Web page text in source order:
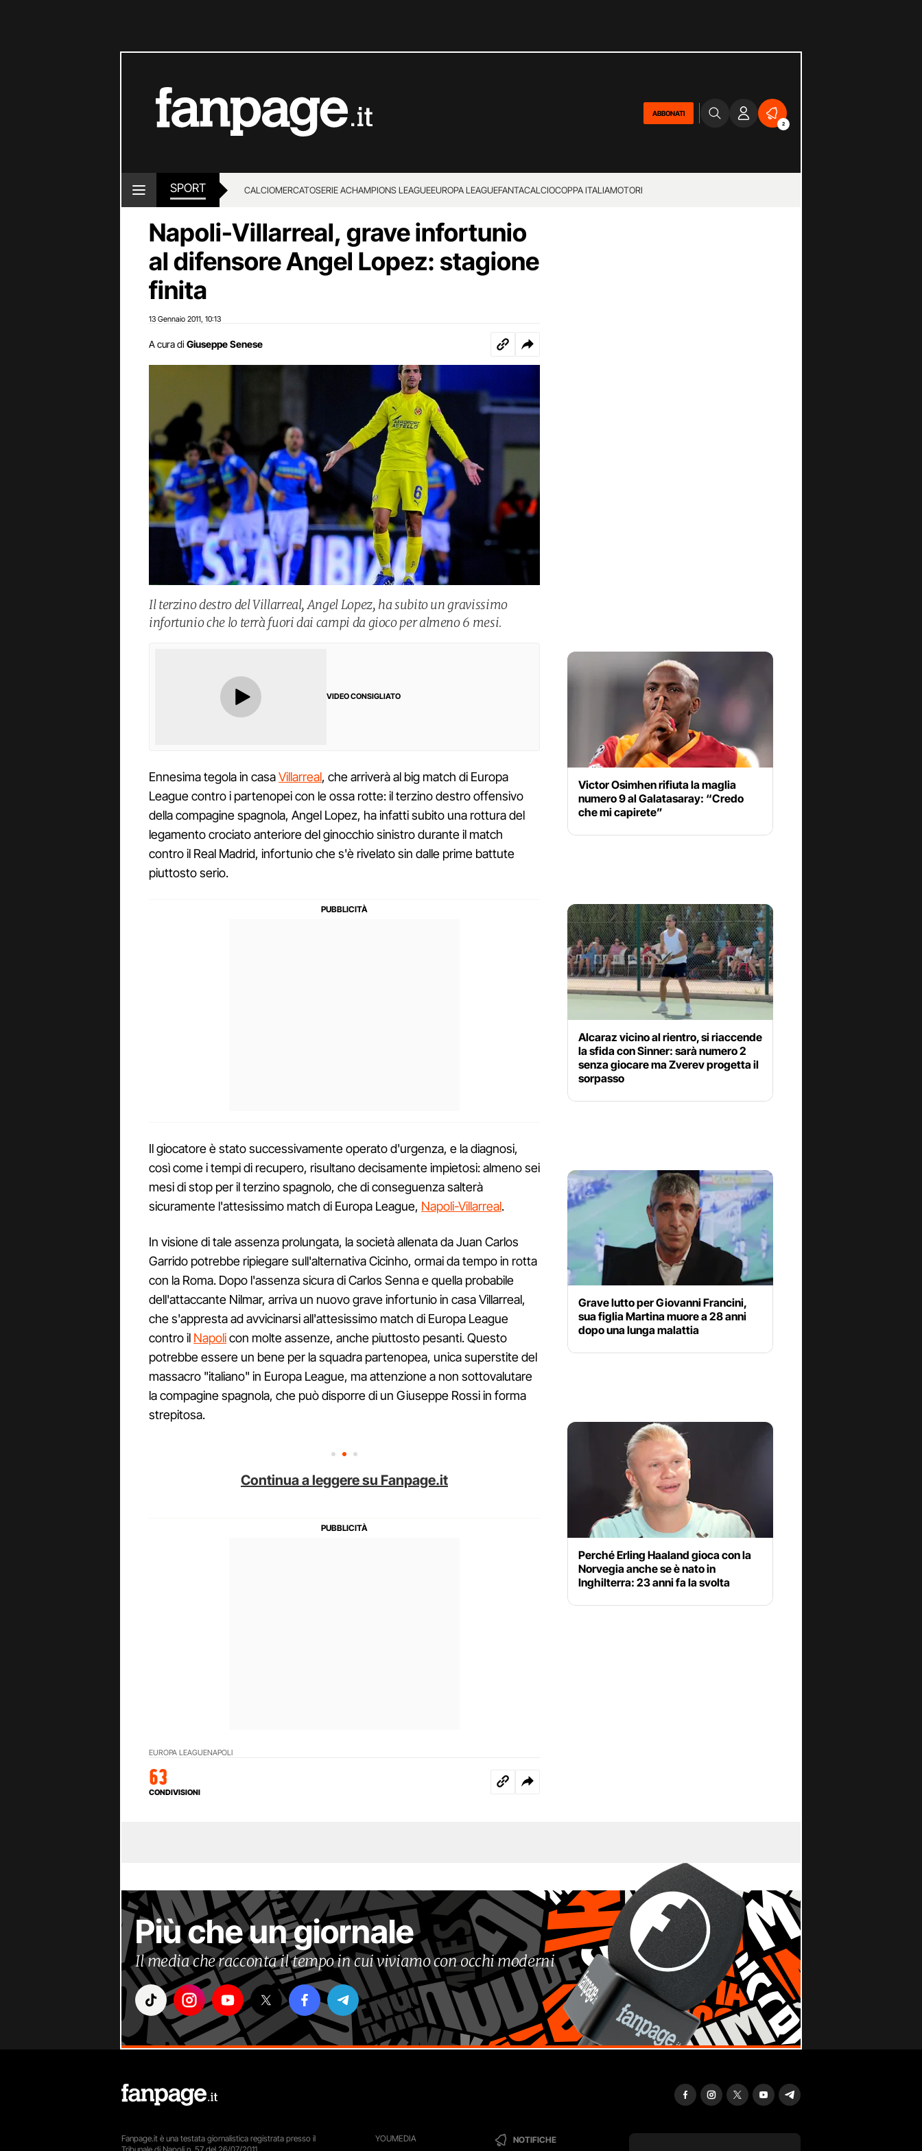
ABBONATI
2
SPORT CALCIOMERCATOSERIE ACHAMPIONS LEAGUEEUROPA LEAGUEFANTACALCIOCOPPA ITALIAMOTORI
Napoli-Villarreal, grave infortunio
al difensore Angel Lopez: stagione
finita
13 Gennaio 2011 10:13
A cura di Giuseppe Senese
Il terzino destro del Villarreal, Angel Lopez, ha subito un gravissimo
infortunio che lo terrà fuori dai campi da gioco per almeno 6 mesi.
VIDEO CONSIGLIATO
Ennesima tegola in casaVillarreal, che arriverà al big match di Europa
League contro i partenopei con le ossa rotte: il terzino destro offensivo
della compagine spagnola, Angel Lopez, ha infatti subito una rottura del
legamento crociato anteriore del ginocchio sinistro durante il match
contro il Real Madrid, infortunio che s'è rivelato sin dalle prime battute
piuttosto serio.
Il giocatore è stato successivamente operato d'urgenza, e la diagnosi,
così come i tempi di recupero, risultano decisamente impietosi: almeno sei
mesi di stop per il terzino spagnolo, che di conseguenza salterà
sicuramente l'attesissimo match di Europa League, Napoli-Villarreal.
In visione di tale assenza prolungata, la società allenata da Juan Carlos
Garrido potrebbe ripiegare sull'alternativa Cicinho, ormai da tempo in rotta
con la Roma. Dopo l'assenza sicura di Carlos Senna e quella probabile
dell'attaccante Nilmar, arriva un nuovo grave infortunio in casa Villarreal,
che s'appresta ad avvicinarsi all'attesissimo match di Europa League
contro il Napolicon molte assenze, anche piuttosto pesanti. Questo
potrebbe essere un bene per la squadra partenopea, unica superstite del
massacro "italiano" in Europa League, ma attenzione a non sottovalutare
la compagine spagnola, che può disporre di un Giuseppe Rossi in forma
strepitosa.
Continua a leggere su Fanpage.it
EUROPA LEAGUENAPOLI
63
CONDIVISIONI
Victor Osimhen rifiuta la maglia
numero 9 al Galatasaray: “Credo
che mi capirete”
Alcaraz vicino al rientro, si riaccende
la sfida con Sinner: sarà numero 2
senza giocare ma Zverev progetta il
sorpasso
Grave lutto per Giovanni Francini,
sua figlia Martina muore a 28 anni
dopo una lunga malattia
Perché Erling Haaland gioca con la
Norvegia anche se è nato in
Inghilterra: 23 anni fa la svolta
Più che un giornale
Il media che racconta il tempo in cui viviamo con occhi moderni
YOUMEDIA NOTIFICHE
Fanpage.it è una testata giornalistica registrata presso il